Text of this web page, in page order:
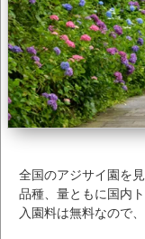
全国のアジサイ園を
品種、量ともに国内
入園料は無料なので